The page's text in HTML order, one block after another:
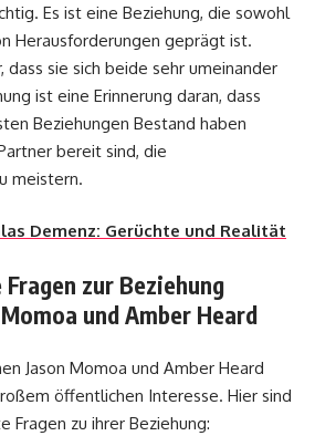
Es ist eine Beziehung, die sowohl
Herausforderungen geprägt ist.
sie sich beide sehr umeinander
ist eine Erinnerung daran, dass
Beziehungen Bestand haben
bereit sind, die
meistern.
Demenz: Gerüchte und Realität
zur Beziehung
und Amber Heard
Jason Momoa und Amber Heard
öffentlichen Interesse. Hier sind
Fragen zu ihrer Beziehung: